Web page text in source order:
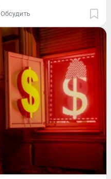
Обсудить